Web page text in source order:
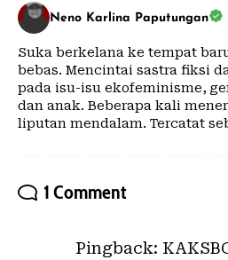
Neno Karlina Paputungan
Suka berkelana ke tempat
bebas. Mencintai sastra fiksi
pada isu-isu ekofeminisme,
dan anak. Beberapa kali
liputan mendalam. Tercatat
1 Comment
Pingback: